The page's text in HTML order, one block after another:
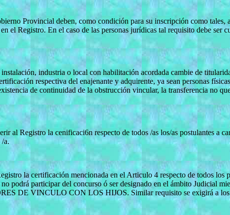
Provincial deben, como condición para su inscripción como tales,
el Registro. En el caso de las personas jurídicas tal requisito debe ser
industria o local con habilitación acordada cambie de
respectiva del enajenante y adquirente, ya sean personas físicas
de continuidad de la obstrucción vincular, la transferencia no
al Registro la cenificaci6n respecto de todos /as los/as postulantes a
/a.
la certificación mencionada en el Articulo 4 respecto de todos los
podrá participar del concurso ó ser designado en el ámbito Judicial
DE VINCULO CON LOS HIJOS. Similar requisito se exigirá a los